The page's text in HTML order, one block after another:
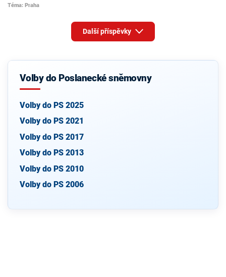
Téma: Praha
Další příspěvky
Volby do Poslanecké sněmovny
Volby do PS 2025
Volby do PS 2021
Volby do PS 2017
Volby do PS 2013
Volby do PS 2010
Volby do PS 2006